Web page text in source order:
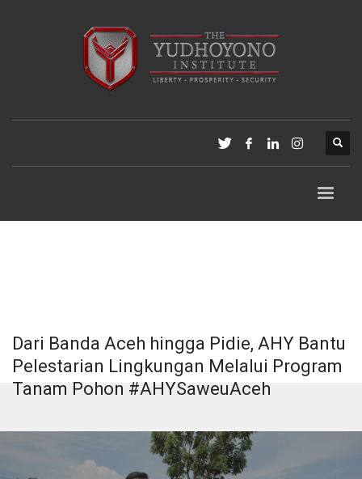
Dari Banda Aceh hingga Pidie, AHY Bantu
Pelestarian Lingkungan Melalui Program
Tanam Pohon #AHYSaweuAceh